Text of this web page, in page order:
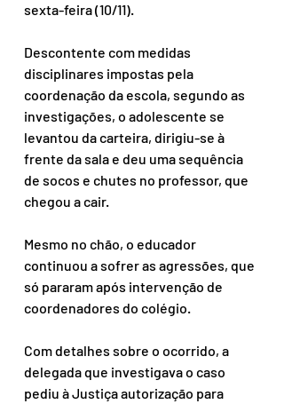
sexta-feira (10/11).
Descontente com medidas
disciplinares impostas pela
coordenação da escola, segundo as
investigações, o adolescente se
levantou da carteira, dirigiu-se à
frente da sala e deu uma sequência
de socos e chutes no professor, que
chegou a cair.
Mesmo no chão, o educador
continuou a sofrer as agressões, que
só pararam após intervenção de
coordenadores do colégio.
Com detalhes sobre o ocorrido, a
delegada que investigava o caso
pediu à Justiça autorização para